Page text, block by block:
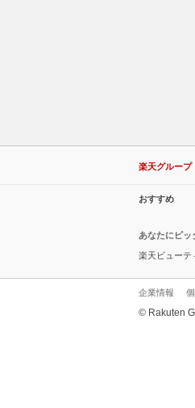
楽天グループ
おすすめ
あなたにピッ
楽天ビューテ
企業情報
© Rakuten